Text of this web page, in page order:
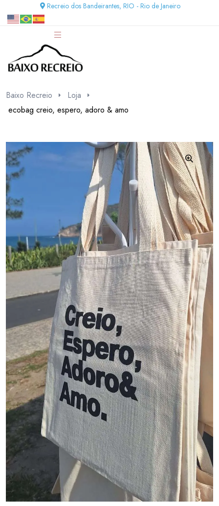
Recreio dos Bandeirantes, RIO - Rio de Janeiro
Baixo Recreio
Loja
ecobag creio, espero, adoro & amo